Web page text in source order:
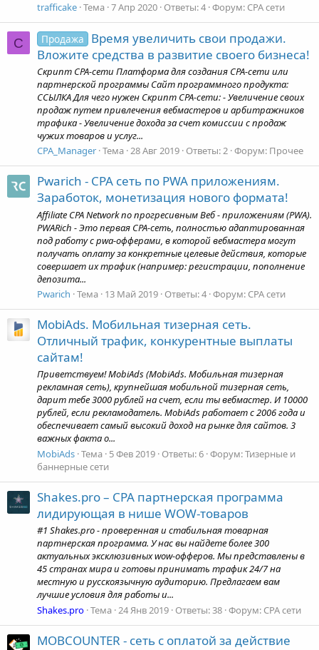
trafficake Тема 7 Апр 2020 Ответы: 4 Форум: CPA сети
C Продажа
Время увеличить свои продажи.
Вложите средства в развитие своего бизнеса!
Cкрипт CPA-сети Платформа для создания CPA-сети или
партнерской программы Сайт программного продукта:
ССЫЛКА Для чего нужен Скрипт CPA-сети: - Увеличение своих
продаж путем привлечения вебмастеров и арбитражников
трафика - Увеличение дохода за счет комиссии с продаж
чужих товаров и услуг...
CPA_Manager Тема 28 Авг 2019 Ответы: 2 Форум: Прочее
Pwarich - CPA сеть по PWA приложениям.
Заработок, монетизация нового формата!
Affiliate CPA Network по прогресивным Веб - приложениям (PWA).
PWARich - Это первая СРА-сеть, полностью адаптированная
под работу с pwa-офферами, в которой вебмастера могут
получать оплату за конкретные целевые действия, которые
совершает их трафик (например: регистрации, пополнение
депозита...
Pwarich Тема 13 Май 2019 Ответы: 4 Форум: CPA сети
MobiAds. Мобильная тизерная сеть.
Отличный трафик, конкурентные выплаты
сайтам!
Приветствуем! MobiAds (MobiAds. Мобильная тизерная
рекламная сеть), крупнейшая мобильной тизерная сеть,
дарит тебе 3000 рублей на счет, если ты вебмастер. И 10000
рублей, если рекламодатель. MobiAds работает с 2006 года и
обеспечивает самый высокий доход на рынке для сайтов. 3
важных факта о...
MobiAds Тема 5 Фев 2019 Ответы: 6 Форум:Тизерные и
баннерные сети
Shakes.pro – CPA партнерская программа
лидирующая в нише WOW-товаров
#1 Shakes.pro - проверенная и стабильная товарная
партнерская программа. У нас вы найдете более 300
актуальных эксклюзивных wow-офферов. Мы представлены в
45 странах мира и готовы принимать трафик 24/7 на
местную и русскоязычную аудиторию. Предлагаем вам
лучшие условия для работы и...
Shakes.pro Тема 24 Янв 2019 Ответы: 38 Форум: CPA сети
MOBCOUNTER - сеть с оплатой за действие